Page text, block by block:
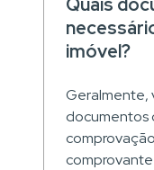
imóvel?
Geralmente,
documentos